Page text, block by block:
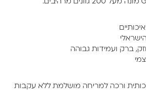
ורכה למריחה מושלמת ללא עקבות